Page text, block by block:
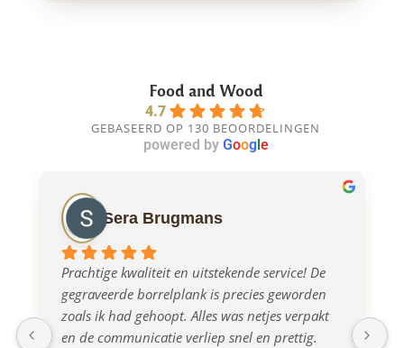
Food and Wood
4.7
GEBASEERD OP 130 BEOORDELINGEN
powered by Googl e
Sera Brugmans
Prachtige kwaliteit en uitstekende service! De
gegraveerde borrelplank is precies geworden
zoals ik had gehoopt. Alles was netjes verpakt
en de communicatie verliep snel en prettig.